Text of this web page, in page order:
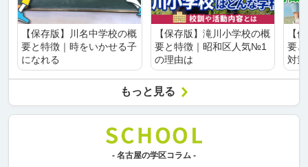
【保存版】川名中学校の概
要と特徴｜時をいかせる子
になれる
【保存版】滝川小学校の概
要と特徴｜昭和区人気№1
の理由は
【
要
対
もっと見る
- 名古屋の学区コラム -